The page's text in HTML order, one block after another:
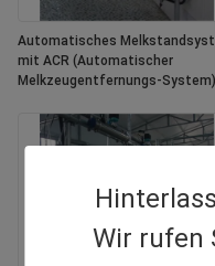
Wir rufen
Automatisches
mit ACR (Automatischer
Melkzeugentfernungs-System)
Fischgrätenstruktur